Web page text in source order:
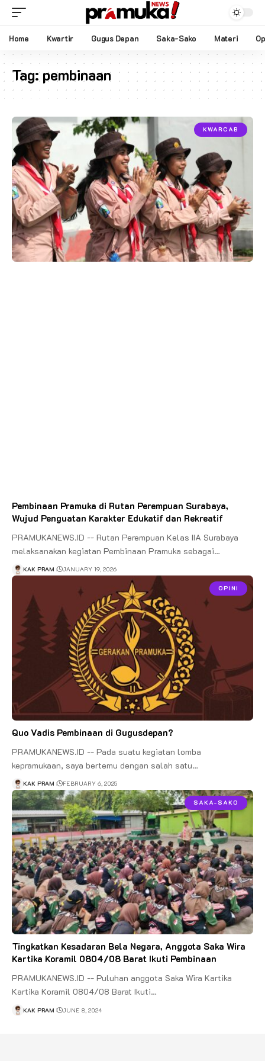
Home Kwartir Gugus Depan Saka-Sako Materi
Tag:pembinaan
KWARCAB
Pembinaan Pramuka di Rutan Perempuan Surabaya,
Wujud Penguatan Karakter Edukatif dan Rekreatif
PRAMUKANEWS.ID -- Rutan Perempuan Kelas IIA Surabaya
melaksanakan kegiatan Pembinaan Pramuka sebagai…
KAK PRAM JANUARY 19, 2026
OPINI
Quo Vadis Pembinaan di Gugusdepan?
PRAMUKANEWS.ID -- Pada suatu kegiatan lomba
kepramukaan, saya bertemu dengan salah satu…
KAK PRAM FEBRUARY 6, 2025
SAKA-SAKO
Tingkatkan Kesadaran Bela Negara, Anggota Saka Wira
Kartika Koramil 0804/08 Barat Ikuti Pembinaan
PRAMUKANEWS.ID -- Puluhan anggota Saka Wira Kartika
Kartika Koramil 0804/08 Barat Ikuti…
KAK PRAM JUNE 8, 2024